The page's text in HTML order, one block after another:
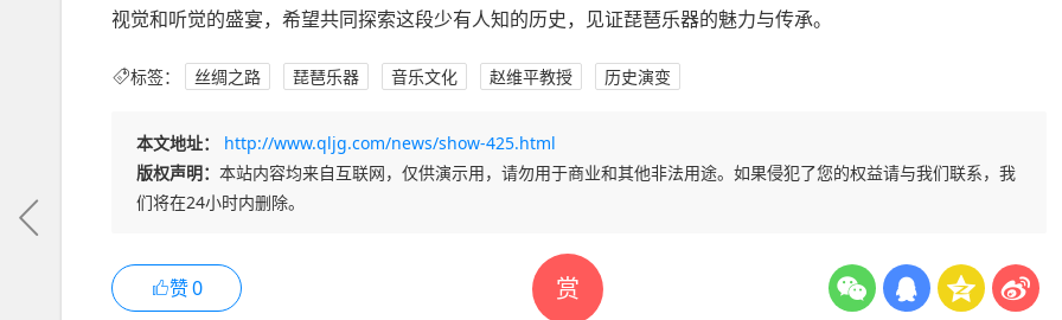
视觉和听觉的盛宴，希望共同探索这段少有人知的历史，见证琵琶乐器的魅力与传承。
标签： 丝绸之路 琵琶乐器 音乐文化 赵维平教授 历史演变
赏
本文地址：
http://www.qljg.com/news/show-425.html
版权声明： 本站内容均来自互联网，仅供演示用，请勿用于商业和其他非法用途。如果侵犯了您的权益请与我们联系，我
们将在24小时内删除。
赞0